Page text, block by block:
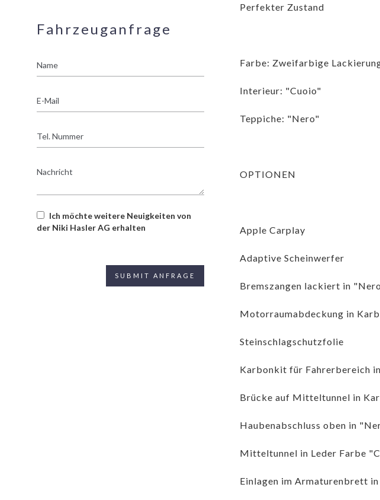
Fahrzeuganfrage
Mail
Nummer
Ich möchte weitere Neuigkeiten von
der Niki Hasler AG erhalten
Perfekter Zustand
Farbe: Zweifarbige
Interieur: "Cuoio"
Teppiche: "Nero"
OPTIONEN
Apple Carplay
Adaptive Scheinwerfer
Bremszangen lackiert in
Motorraumabdeckung in
Steinschlagschutzfolie
Karbonkit für Fahrerbereich
Brücke auf Mitteltunnel in
Haubenabschluss oben in
Mitteltunnel in Leder Farbe
Einlagen im Armaturenbrett